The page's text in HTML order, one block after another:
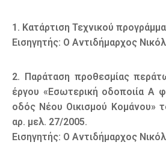
1. Κατάρτιση Τεχνικού
Εισηγητής: Ο Αντιδήμαρχος
2. Παράταση προθεσμίας
έργου «Εσωτερική οδοποιία Α
οδός Νέου Οικισμού Κομάνου»
αρ. μελ. 27/2005.
Εισηγητής: Ο Αντιδήμαρχος